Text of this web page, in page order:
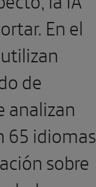
En el
de
analizan
65 idiomas
sobre